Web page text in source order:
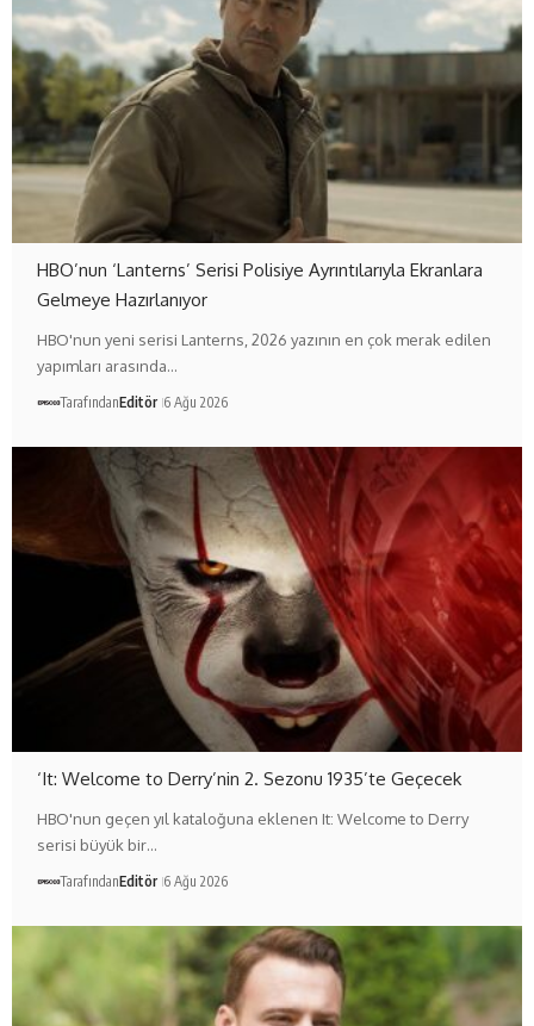
HBO’nun ‘Lanterns’ Serisi Polisiye Ayrıntılarıyla Ekranlara
Gelmeye Hazırlanıyor
HBO'nun yeni serisi Lanterns, 2026 yazının en çok merak edilen
yapımları arasında…
TarafındanEditör 6 Ağu 2026
‘It: Welcome to Derry’nin 2. Sezonu 1935’te Geçecek
HBO'nun geçen yıl kataloğuna eklenen It: Welcome to Derry
serisi büyük bir…
TarafındanEditör 6 Ağu 2026